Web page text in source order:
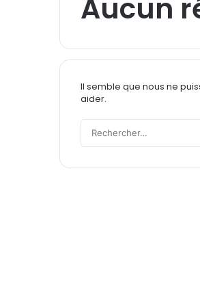
Aucun
Il semble que nous ne
aider.